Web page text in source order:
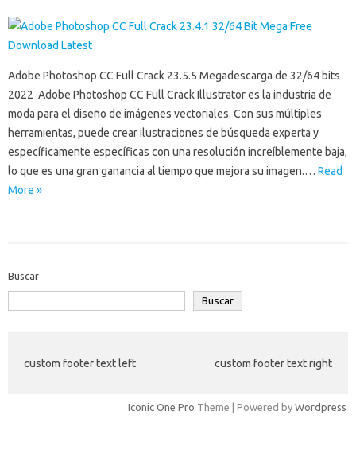
Adobe Photoshop CC Full Crack 23.5.5 Megadescarga de 32/64 bits
2022 Adobe Photoshop CC Full Crack Illustrator es la industria de
moda para el diseño de imágenes vectoriales. Con sus múltiples
herramientas, puede crear ilustraciones de búsqueda experta y
específicamente específicas con una resolución increíblemente baja,
lo que es una gran ganancia al tiempo que mejora su imagen.… Read
More »
Buscar
Buscar
custom footer text left custom footer text right
Iconic One Pro Theme | Powered by Wordpress